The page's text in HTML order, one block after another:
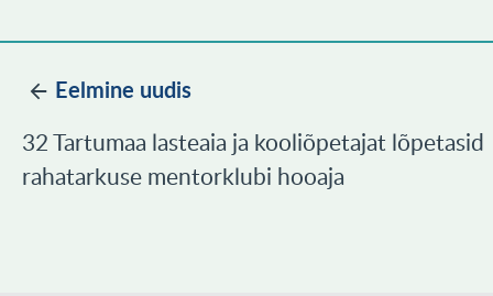
Eelmine uudis
32 Tartumaa lasteaia ja kooliõpetajat lõpetasid
rahatarkuse mentorklubi hooaja